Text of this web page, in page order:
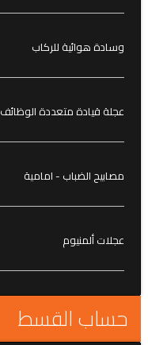
وسادة هوائية للركاب
عجلة قيادة متعددة الوظائف
مصابيح الضباب - امامية
عجلات ألمنيوم
حساب القسط